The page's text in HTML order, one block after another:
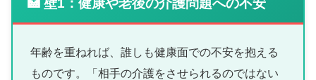
年齢を重ねれば、誰しも健康面での不安を抱える
ものです。「相手の介護をさせられるのではない